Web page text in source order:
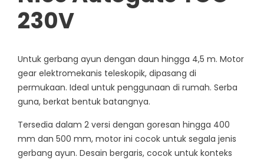
230V
Untuk gerbang ayun dengan daun hingga 4,5 m. Motor
gear elektromekanis teleskopik, dipasang di
permukaan. Ideal untuk penggunaan di rumah. Serba
guna, berkat bentuk batangnya.
Tersedia dalam 2 versi dengan goresan hingga 400
mm dan 500 mm, motor ini cocok untuk segala jenis
gerbang ayun. Desain bergaris, cocok untuk konteks